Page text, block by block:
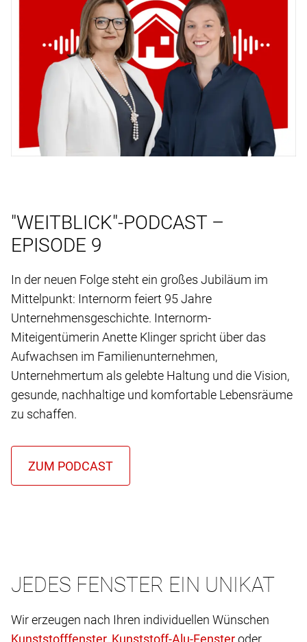
"WEITBLICK"-PODCAST –
EPISODE 9
In der neuen Folge steht ein großes Jubiläum im
Mittelpunkt: Internorm feiert 95 Jahre
Unternehmensgeschichte. Internorm-
Miteigentümerin Anette Klinger spricht über das
Aufwachsen im Familienunternehmen,
Unternehmertum als gelebte Haltung und die Vision,
gesunde, nachhaltige und komfortable Lebensräume
zu schaffen.
JEDES FENSTER EIN UNIKAT
Wir erzeugen nach Ihren individuellen Wünschen